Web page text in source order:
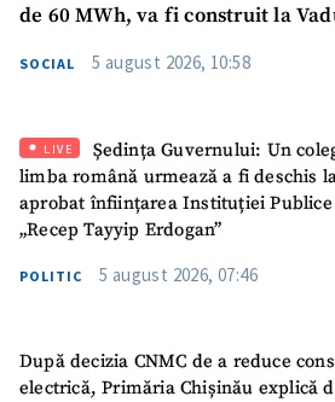
de 60 MWh, va fi construit la
SOCIAL 5 august 2026, 10:58
LIVE
Ședința Guvernului: Un
limba română urmează a fi deschis
aprobat înființarea Instituției Publice
„Recep Tayyip Erdogan”
POLITIC 5 august 2026, 07:46
După decizia CNMC de a reduce
electrică, Primăria Chișinău explică